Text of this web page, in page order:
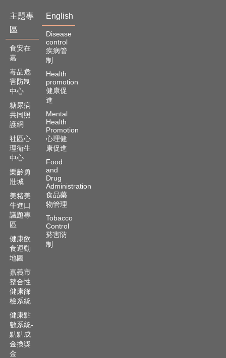
主題專
區
食安在
嘉
毒品危
害防制
中心
糖尿病
共同照
護網
社區心
理衛生
中心
樂齡勇
壯城
美豬美
牛進口
議題專
區
健康飲
食運動
地圖
嘉義市
整合性
健康篩
檢系統
健康點
數系統-
點點成
金換獎
金
English
Disease
control
疾病管
制
Health
promotion
健康促
進
Mental
Health
Promotion
心理健
康促進
Food
and
Drug
Administration
食品藥
物管理
Tobacco
Control
菸害防
制